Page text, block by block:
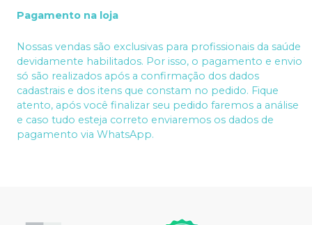
Pagamento na loja
Nossas vendas são exclusivas para profissionais da saúde
devidamente habilitados. Por isso, o pagamento e envio
só são realizados após a confirmação dos dados
cadastrais e dos itens que constam no pedido. Fique
atento, após você finalizar seu pedido faremos a análise
e caso tudo esteja correto enviaremos os dados de
pagamento via WhatsApp.